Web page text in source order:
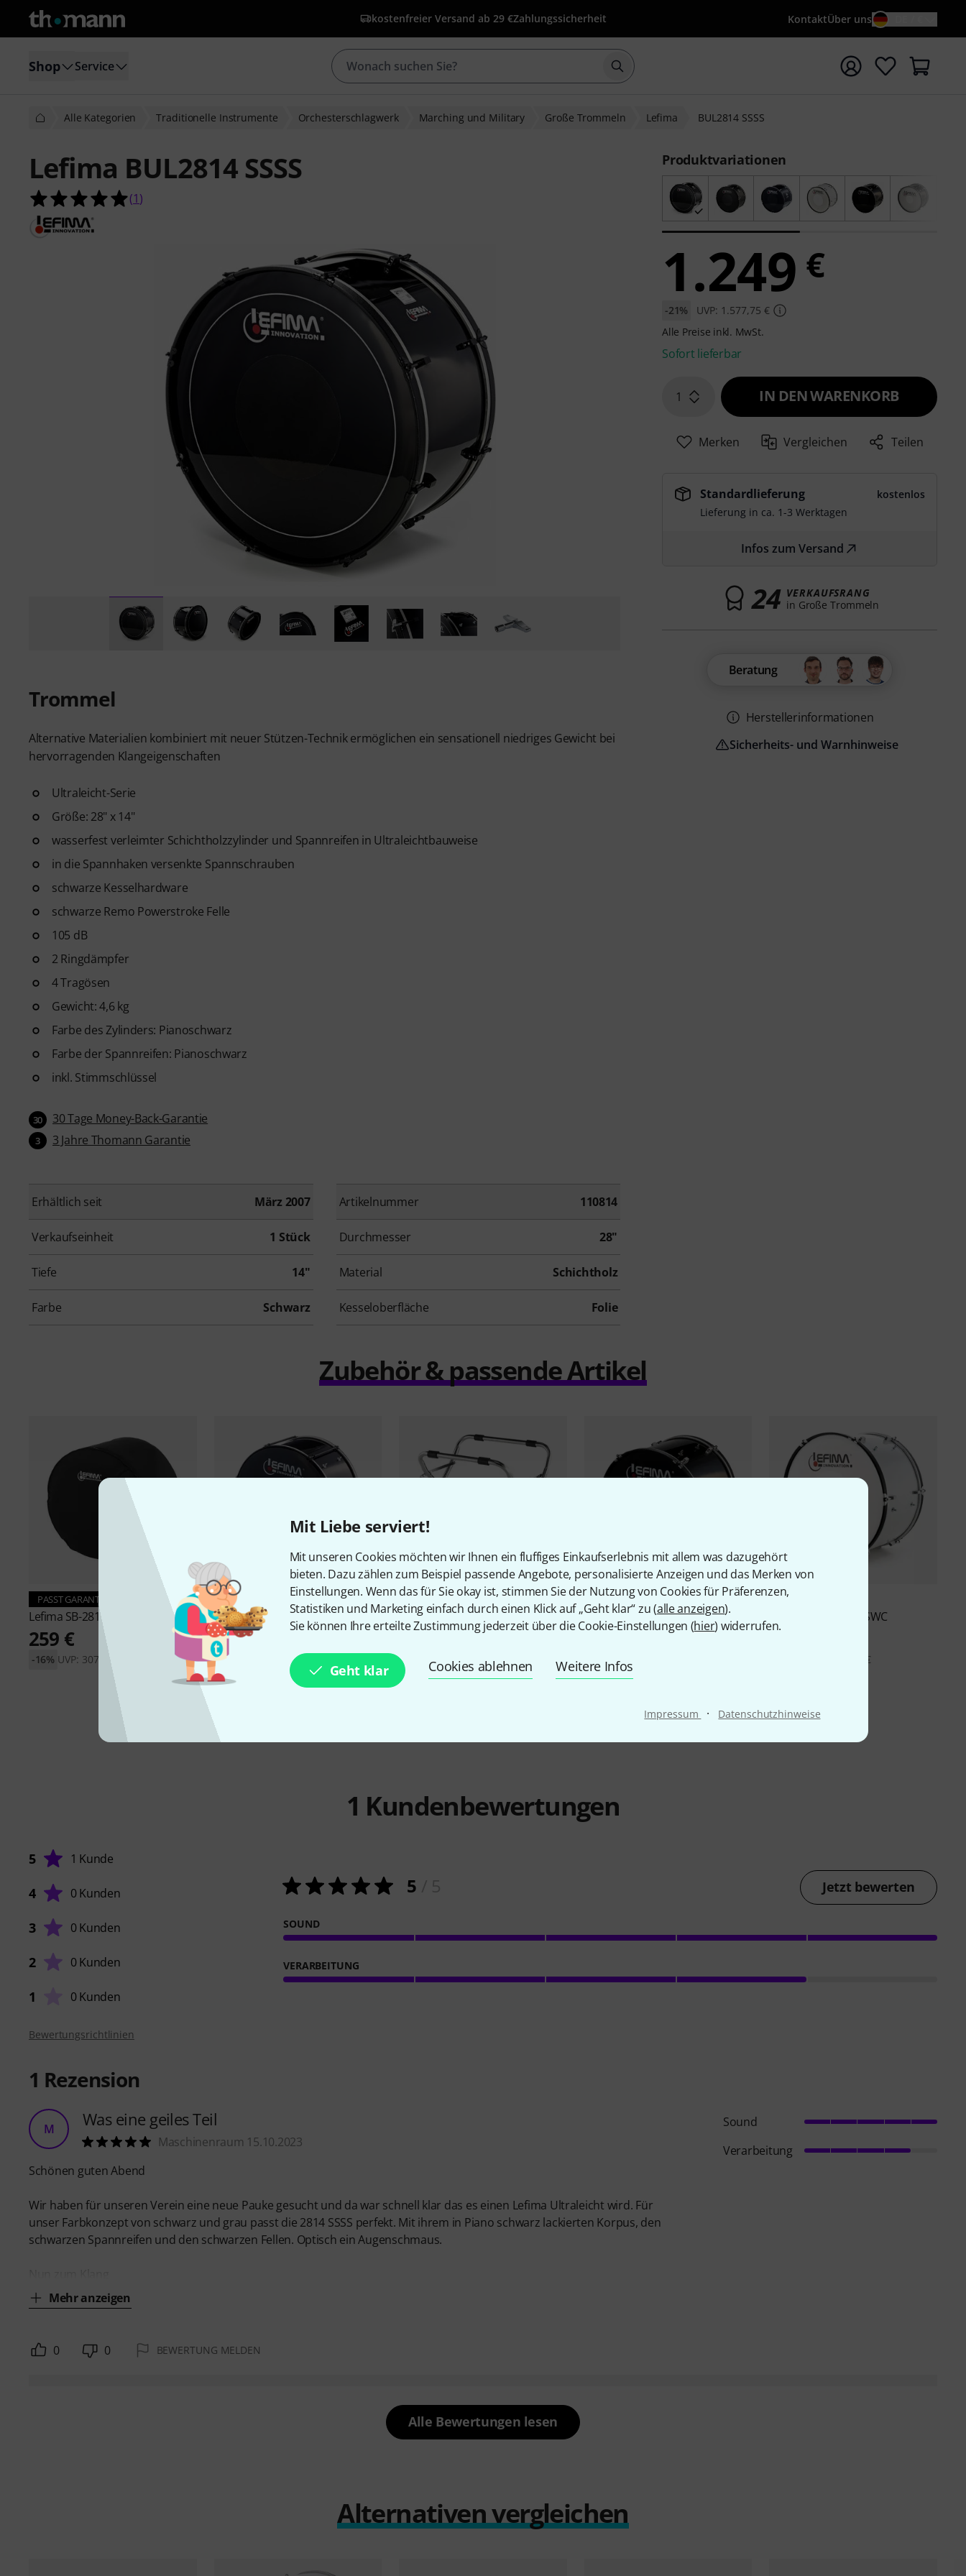
Mit Liebe serviert!
Mit unseren Cookies möchten wir Ihnen ein fluffiges Einkaufserlebnis mit allem was dazugehört
bieten. Dazu zählen zum Beispiel passende Angebote, personalisierte Anzeigen und das Merken von
Einstellungen. Wenn das für Sie okay ist, stimmen Sie der Nutzung von Cookies für Präferenzen,
Statistiken und Marketing einfach durch einen Klick auf „Geht klar“ zu (alle anzeigen).
Sie können Ihre erteilte Zustimmung jederzeit über die Cookie-Einstellungen (hier) widerrufen.
Geht klar Cookies ablehnen Weitere Infos
Impressum · Datenschutzhinweise
kostenfreier Versand ab 29 €Zahlungssicherheit KontaktÜber uns
Shop Service Suche mit Suchwort {searchTerm} starten
Alle Kategorien Traditionelle Instrumente Orchesterschlagwerk Marching und Military Große Trommeln Lefima BUL2814 SSSS
Lefima BUL2814 SSSS
5.0 von 5 Sternen aus 1 Kundenbewertungen
(1)
Trommel
Alternative Materialien kombiniert mit neuer Stützen-Technik ermöglichen ein sensationell niedriges Gewicht bei
hervorragenden Klangeigenschaften
Ultraleicht-Serie
Größe: 28" x 14"
wasserfest verleimter Schichtholzzylinder und Spannreifen in Ultraleichtbauweise
in die Spannhaken versenkte Spannschrauben
schwarze Kesselhardware
schwarze Remo Powerstroke Felle
105 dB
2 Ringdämpfer
4 Tragösen
Gewicht: 4,6 kg
Farbe des Zylinders: Pianoschwarz
Farbe der Spannreifen: Pianoschwarz
inkl. Stimmschlüssel
30 30 Tage Money-Back-Garantie
3 3 Jahre Thomann Garantie
Erhältlich seit März 2007 Artikelnummer 110814
Verkaufseinheit 1 Stück Durchmesser 28"
Tiefe 14" Material Schichtholz
Farbe Schwarz Kesseloberfläche Folie
Produktvariationen
1.249 €
-21%
UVP: 1.577,75 €
Alle Preise inkl. MwSt.
Sofort lieferbar
1 IN DEN WARENKORB
Merken Vergleichen Teilen
Standardlieferung
kostenlos
Lieferung in ca. 1-3 Werktagen
Infos zum Versand
24 VERKAUFSRANG
in Große Trommeln
Beratung
Herstellerinformationen
Sicherheits- und Warnhinweise
Zubehör & passende Artikel
PASST GARANTIERT
Lefima SB-2818 Bass Drum Bag
259 €
UVP: 307,52 €
-16%
7
LefimaBMS 2614 Bass Drum
SSSS
1.349 €
UVP: 1.659,53 €
-19%
83
MilleniumDST-3
39 €
5
LefimaBUL2216 SSSC
898 €
UVP: 1.165,46 €
-23%
BUL2414 WSWC
969 €
UVP: 1.248,67 €
1 Kundenbewertungen
5 1 Kunde
4 0 Kunden
3 0 Kunden
2 0 Kunden
1 0 Kunden
5 Jetzt bewerten
SOUND
VERARBEITUNG
Bewertungsrichtlinien
1 Rezension
M Was eine geiles Teil
Maschinenraum 15.10.2023
Schönen guten Abend
Wir haben für unseren Verein eine neue Pauke gesucht und da war schnell klar das es einen Lefima Ultraleicht wird. Für
unser Farbkonzept von schwarz und grau passt die 2814 SSSS perfekt. Mit ihrem in Piano schwarz lackierten Korpus, den
schwarzen Spannreifen und den schwarzen Fellen. Optisch ein Augenschmaus.
Mehr anzeigen
Sound
Verarbeitung
0 0 BEWERTUNG MELDEN
Alle Bewertungen lesen
Alternativen vergleichen